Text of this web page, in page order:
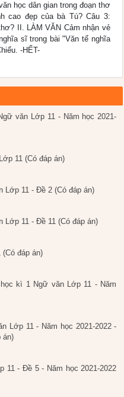
học dân gian trong đoạn thơ
cao đẹp của bà Tú? Câu 3:
II. LÀM VĂN Cảm nhận vẻ
sĩ trong bài "Văn tế nghĩa
-HẾT-
văn Lớp 11 - Năm học 2021-
11 (Có đáp án)
11 - Đề 2 (Có đáp án)
11 - Đề 11 (Có đáp án)
đáp án)
kì 1 Ngữ văn Lớp 11 - Năm
Lớp 11 - Năm học 2021-2022 -
án)
- Đề 5 - Năm học 2021-2022